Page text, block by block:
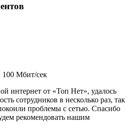
100 Мбит/сек
интернет от «Топ Нет», удалось
сотрудников в несколько раз, так
проблемы с сетью. Спасибо
рекомендовать нашим